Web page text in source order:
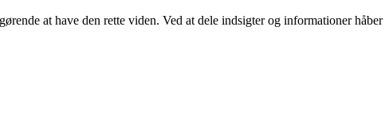
at have den rette viden. Ved at dele indsigter og informationer håber